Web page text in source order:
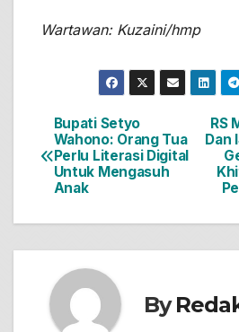
Wartawan: Kuzaini/hmp
Navigasi
pos
RS
Dan
Bupati Setyo
Wahono: Orang Tua
Perlu Literasi Digital
Untuk Mengasuh
Anak
By